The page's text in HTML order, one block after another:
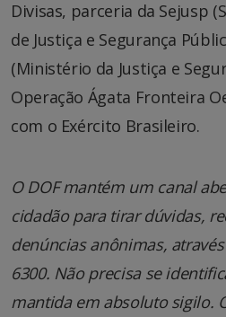
Divisas, parceria da Sejusp
de Justiça e Segurança
(Ministério da Justiça e
Operação Ágata Fronteira
com o Exército Brasileiro.
O DOF mantém um canal
cidadão para tirar dúvidas,
denúncias anônimas,
6300. Não precisa se
mantida em absoluto sigilo.